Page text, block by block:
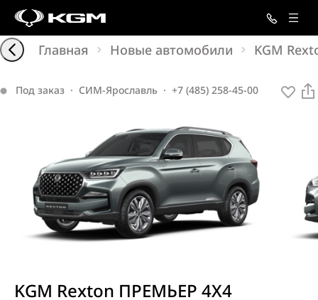
Главная Новые автомобили KGM
Под заказ · СИМ-Ярославль · +7 (485) 258-45-00
KGM Rexton ПРЕМЬЕР 4X4